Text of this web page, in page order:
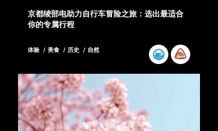
京都绫部电助力自行车冒险之旅：选出最适合
你的专属行程
体验 美食 历史 自然